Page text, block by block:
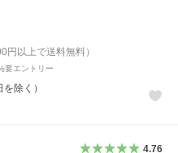
円以上で送料無料）
要エントリー
除く）
4.76